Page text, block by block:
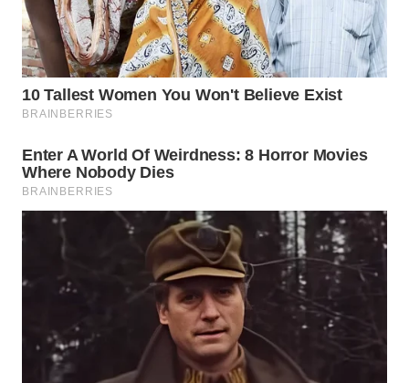
INDRAMAYU
WN
KUNINGAN
WN
SUBANG
WN
SUKABUMI
WN
PURWAKARTA